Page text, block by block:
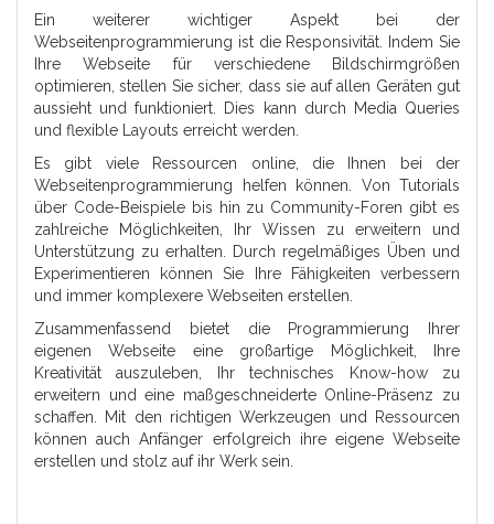
Ein weiterer wichtiger Aspekt bei der
Webseitenprogrammierung ist die Responsivität. Indem Sie
Ihre Webseite für verschiedene Bildschirmgrößen
optimieren, stellen Sie sicher, dass sie auf allen Geräten gut
aussieht und funktioniert. Dies kann durch Media Queries
und flexible Layouts erreicht werden.
Es gibt viele Ressourcen online, die Ihnen bei der
Webseitenprogrammierung helfen können. Von Tutorials
über Code-Beispiele bis hin zu Community-Foren gibt es
zahlreiche Möglichkeiten, Ihr Wissen zu erweitern und
Unterstützung zu erhalten. Durch regelmäßiges Üben und
Experimentieren können Sie Ihre Fähigkeiten verbessern
und immer komplexere Webseiten erstellen.
Zusammenfassend bietet die Programmierung Ihrer
eigenen Webseite eine großartige Möglichkeit, Ihre
Kreativität auszuleben, Ihr technisches Know-how zu
erweitern und eine maßgeschneiderte Online-Präsenz zu
schaffen. Mit den richtigen Werkzeugen und Ressourcen
können auch Anfänger erfolgreich ihre eigene Webseite
erstellen und stolz auf ihr Werk sein.